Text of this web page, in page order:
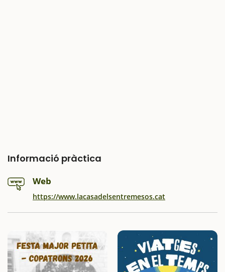
Informació pràctica
Web
https://www.lacasadelsentremesos.cat